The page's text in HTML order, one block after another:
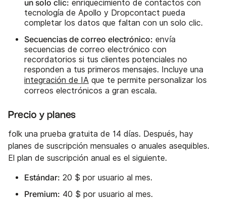
un solo clic: enriquecimiento de contactos con
tecnología de Apollo y Dropcontact pueda
completar los datos que faltan con un solo clic.
Secuencias de correo electrónico: envía
secuencias de correo electrónico con
recordatorios si tus clientes potenciales no
responden a tus primeros mensajes. Incluye una
integración de IA que te permite personalizar los
correos electrónicos a gran escala.
Precio y planes
folk una prueba gratuita de 14 días. Después, hay
planes de suscripción mensuales o anuales asequibles.
El plan de suscripción anual es el siguiente.
Estándar: 20 $ por usuario al mes.
Premium: 40 $ por usuario al mes.